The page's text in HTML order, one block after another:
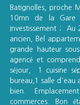
Batignolles, proche
10mn de la Gare
Investissement ; Au
ancien, Bel
grande hauteur
agencé et
séjour, 1 cuisine
bureau,1 salle d'eau
bien.
commerces. Bon